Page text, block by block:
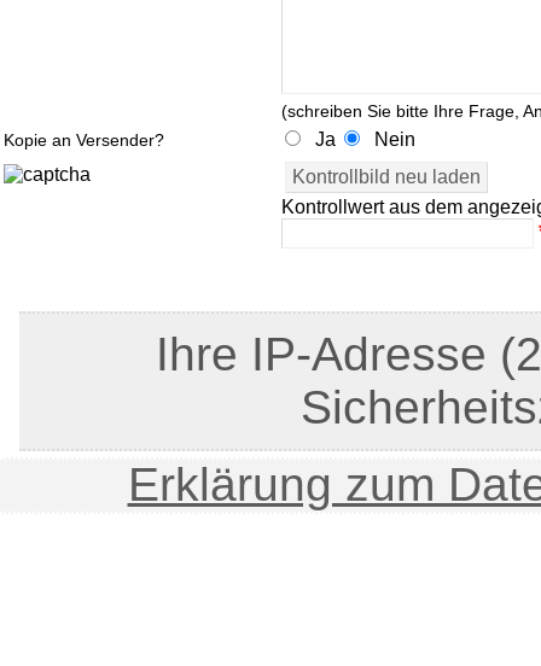
(schreiben Sie bitte Ihre Frage,
Kopie an Versender?
Ja Nein
Kontrollwert aus dem
Ihre IP-Adresse
Erklärung zum